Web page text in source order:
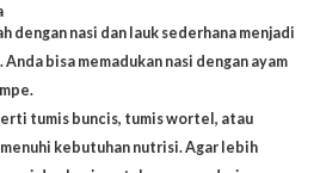
dengan nasi dan lauk sederhana menjadi
bisa memadukan nasi dengan ayam
tumis buncis, tumis wortel, atau
kebutuhan nutrisi. Agar lebih